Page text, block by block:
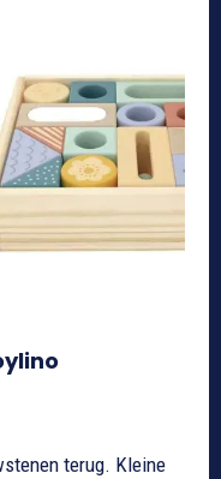
terug. Kleine